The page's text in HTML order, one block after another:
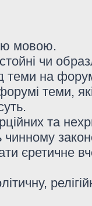
мовою.
чи
теми на
теми,
та
чинному
єретичне